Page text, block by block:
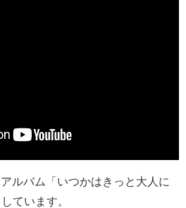
ルバム「いつかはきっと大人に
ています。